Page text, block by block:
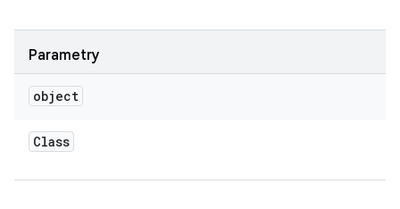
Parametry
object
Class